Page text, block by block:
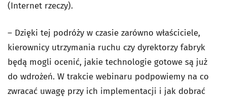
(Internet rzeczy).
– Dzięki tej podróży w czasie zarówno właściciele,
kierownicy utrzymania ruchu czy dyrektorzy fabryk
będą mogli ocenić, jakie technologie gotowe są już
do wdrożeń. W trakcie webinaru podpowiemy na co
zwracać uwagę przy ich implementacji i jak dobrać